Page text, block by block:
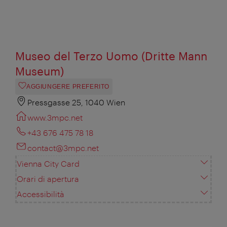
Museo del Terzo Uomo (Dritte Mann
Museum)
AGGIUNGERE PREFERITO
Pressgasse 25, 1040 Wien
www.3mpc.net
+43 676 475 78 18
contact@3mpc.net
Vienna City Card
Orari di apertura
Accessibilità